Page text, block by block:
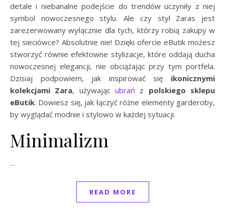
detale i niebanalne podejście do trendów uczyniły z niej
symbol nowoczesnego stylu. Ale czy styl Zaras jest
zarezerwowany wyłącznie dla tych, którzy robią zakupy w
tej sieciówce? Absolutnie nie! Dzięki ofercie eButik możesz
stworzyć równie efektowne stylizacje, które oddają ducha
nowoczesnej elegancji, nie obciążając przy tym portfela.
Dzisiaj podpowiem, jak inspirować się ikonicznymi
kolekcjami Zara, używającubrań z polskiego sklepu
eButik. Dowiesz się, jak łączyć różne elementy garderoby,
by wyglądać modnie i stylowo w każdej sytuacji.
Minimalizm
…
READ MORE